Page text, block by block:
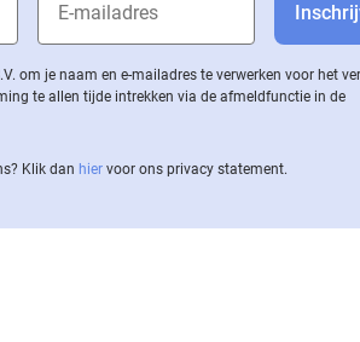
om je naam en e-mailadres te verwerken voor het
te allen tijde intrekken via de af­meld­func­tie in de
Klik dan hier voor ons privacy statement.